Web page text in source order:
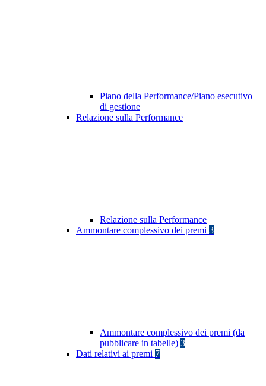
Piano della Performance/Piano esecutivo
di gestione
Relazione sulla Performance
Relazione sulla Performance
Ammontare complessivo dei premi 3
Ammontare complessivo dei premi (da
pubblicare in tabelle) 3
Dati relativi ai premi 7